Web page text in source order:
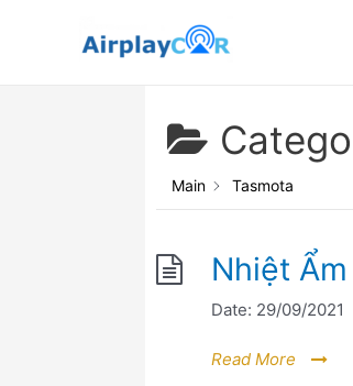
Main Tasmota
Nhiệt
Date: 29/09/2021
Read More